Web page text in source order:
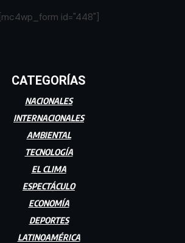
[mc4wp_form id="448"]
CATEGORÍAS
NACIONALES
INTERNACIONALES
AMBIENTAL
TECNOLOGÍA
EL CLIMA
ESPECTÁCULO
ECONOMÍA
DEPORTES
LATINOAMÉRICA